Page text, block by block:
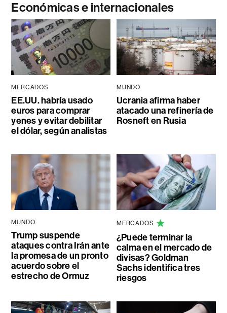
Económicas e internacionales
MERCADOS
EE.UU. habría usado
euros para comprar
yenes y evitar debilitar
el dólar, según analistas
MUNDO
Ucrania afirma haber
atacado una refinería de
Rosneft en Rusia
MUNDO
Trump suspende
ataques contra Irán ante
la promesa de un pronto
acuerdo sobre el
estrecho de Ormuz
MERCADOS
¿Puede terminar la
calma en el mercado de
divisas? Goldman
Sachs identifica tres
riesgos